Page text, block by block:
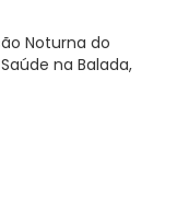
Noturna do
na Balada,